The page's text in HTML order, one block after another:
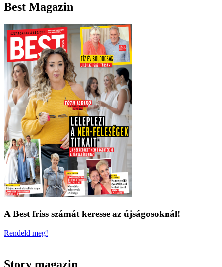
Best Magazin
A Best friss számát keresse az újságosoknál!
Rendeld meg!
Story magazin